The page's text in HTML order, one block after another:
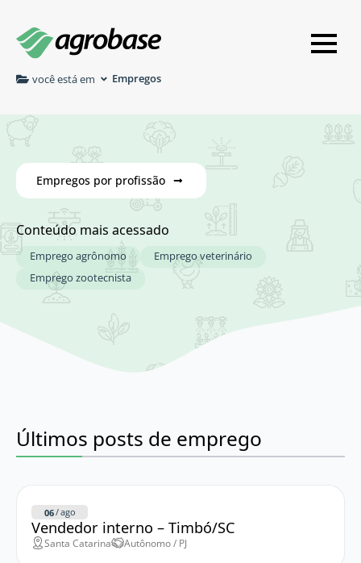
você está em Empregos
Empregos por profissão
Conteúdo mais acessado
Emprego agrônomo
Emprego veterinário
Emprego zootecnista
Últimos posts de emprego
06/ago
Vendedor interno – Timbó/SC
Santa Catarina Autônomo / PJ